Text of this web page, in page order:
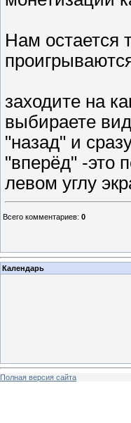
Нам остается
заходите на
выбираете
"назад" и
"вперёд" -это
левом углу
Всего комментариев: 0
Календарь
Полная версия сайта